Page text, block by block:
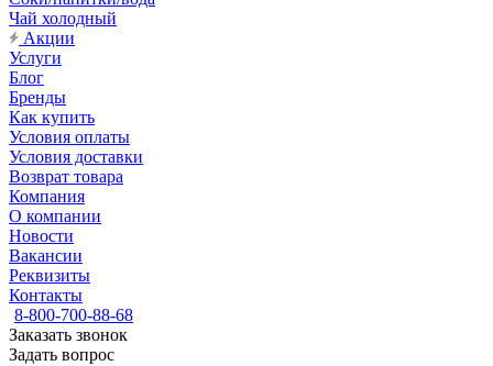
Чай холодный
Акции
Услуги
Блог
Бренды
Как купить
Условия оплаты
Условия доставки
Возврат товара
Компания
О компании
Новости
Вакансии
Реквизиты
Контакты
8-800-700-88-68
Заказать звонок
Задать вопрос